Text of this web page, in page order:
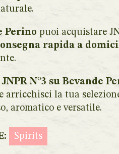
Perino puoi acquistare
rapida a
N°3 su Bevande
arricchisci la tua
aromatico e versatile.
Spirits